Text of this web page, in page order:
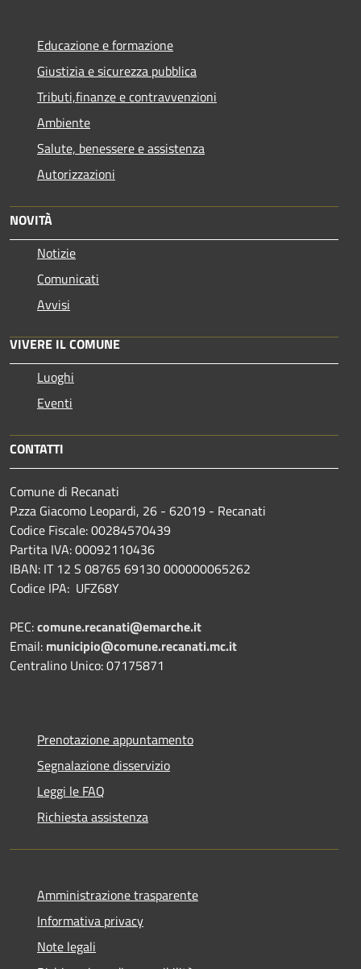
Educazione e formazione
Giustizia e sicurezza pubblica
Tributi,finanze e contravvenzioni
Ambiente
Salute, benessere e assistenza
Autorizzazioni
NOVITÀ
Notizie
Comunicati
Avvisi
VIVERE IL COMUNE
Luoghi
Eventi
CONTATTI
Comune di Recanati
P.zza Giacomo Leopardi, 26 - 62019 - Recanati
Codice Fiscale: 00284570439
Partita IVA: 00092110436
IBAN: IT 12 S 08765 69130 000000065262
Codice IPA: UFZ68Y
PEC:comune.recanati@emarche.it
Email: municipio@comune.recanati.mc.it
Centralino Unico: 07175871
Prenotazione appuntamento
Segnalazione disservizio
Leggi le FAQ
Richiesta assistenza
Amministrazione trasparente
Informativa privacy
Note legali